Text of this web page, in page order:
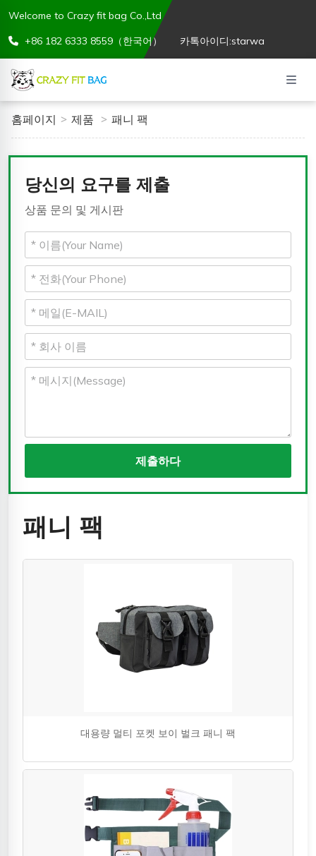
Welcome to Crazy fit bag Co.,Ltd
+86 182 6333 8559（한국어）
카톡아이디:starwa
홈페이지 제품 패니 팩
당신의 요구를 제출
상품 문의 및 게시판
제출하다
패니 팩
대용량 멀티 포켓 보이 벌크 패니 팩